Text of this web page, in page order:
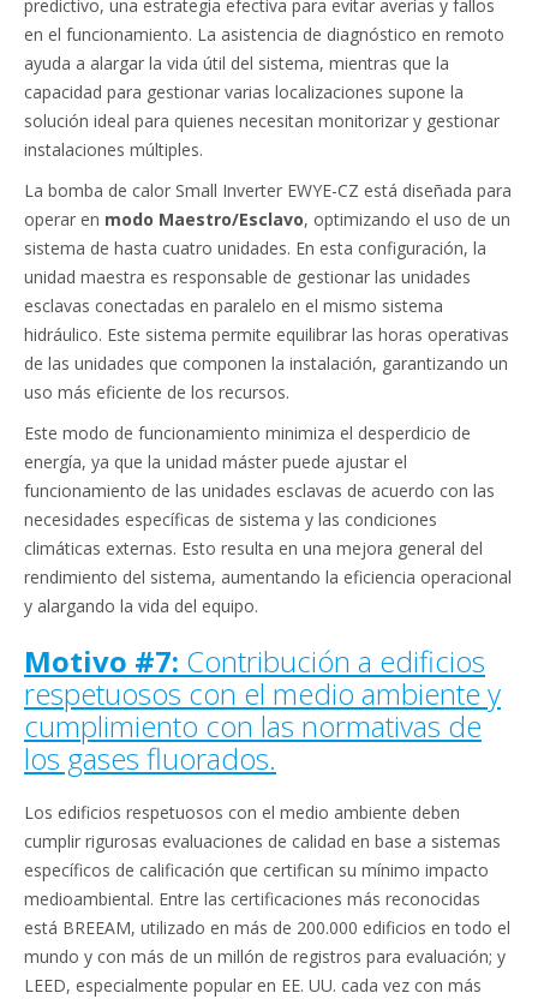
predictivo, una estrategia efectiva para evitar averías y fallos
en el funcionamiento. La asistencia de diagnóstico en remoto
ayuda a alargar la vida útil del sistema, mientras que la
capacidad para gestionar varias localizaciones supone la
solución ideal para quienes necesitan monitorizar y gestionar
instalaciones múltiples.
La bomba de calor Small Inverter EWYE-CZ está diseñada para
operar en modo Maestro/Esclavo, optimizando el uso de un
sistema de hasta cuatro unidades. En esta configuración, la
unidad maestra es responsable de gestionar las unidades
esclavas conectadas en paralelo en el mismo sistema
hidráulico. Este sistema permite equilibrar las horas operativas
de las unidades que componen la instalación, garantizando un
uso más eficiente de los recursos.
Este modo de funcionamiento minimiza el desperdicio de
energía, ya que la unidad máster puede ajustar el
funcionamiento de las unidades esclavas de acuerdo con las
necesidades específicas de sistema y las condiciones
climáticas externas. Esto resulta en una mejora general del
rendimiento del sistema, aumentando la eficiencia operacional
y alargando la vida del equipo.
Motivo #7: Contribución a edificios
respetuosos con el medio ambiente y
cumplimiento con las normativas de
los gases fluorados.
Los edificios respetuosos con el medio ambiente deben
cumplir rigurosas evaluaciones de calidad en base a sistemas
específicos de calificación que certifican su mínimo impacto
medioambiental. Entre las certificaciones más reconocidas
está BREEAM, utilizado en más de 200.000 edificios en todo el
mundo y con más de un millón de registros para evaluación; y
LEED, especialmente popular en EE. UU. cada vez con más